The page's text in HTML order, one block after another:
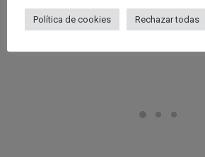
Política de cookies Rechazar todas